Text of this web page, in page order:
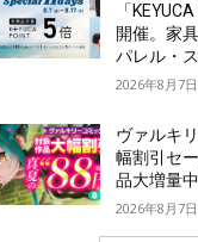
「
開催。家
パレル・
2026年8月7日
ヴァルキ
幅割引セ
品大増量中
2026年8月7日